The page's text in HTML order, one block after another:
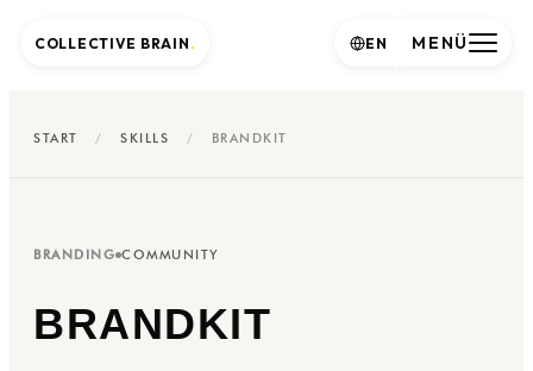
START / SKILLS / BRANDKIT
BRANDING COMMUNITY
BRANDKIT
COLLECTIVE BRAIN . MENÜ
EN